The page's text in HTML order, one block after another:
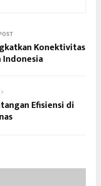
Konektivitas
Efisiensi di